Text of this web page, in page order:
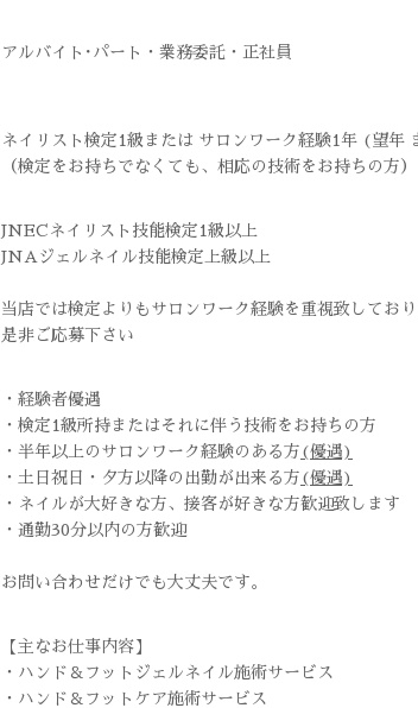
アルバイト･パート・業務委託・正社員
ネイリスト検定1級または サロンワーク経験1年 (望年
（検定をお持ちでなくても、相応の技術をお持ちの方）
JNECネイリスト技能検定1級以上
JNAジェルネイル技能検定上級以上
当店では検定よりもサロンワーク経験を重視致してお
是非ご応募下さい
・経験者優遇
・検定1級所持またはそれに伴う技術をお持ちの方
・半年以上のサロンワーク経験のある方 (優遇)
・土日祝日・夕方以降の出勤が出来る方 (優遇)
・ネイルが大好きな方、接客が好きな方歓迎致します
・通勤30分以内の方歓迎
お問い合わせだけでも大丈夫です。
【主なお仕事内容】
・ハンド＆フットジェルネイル施術サービス
・ハンド＆フットケア施術サービス